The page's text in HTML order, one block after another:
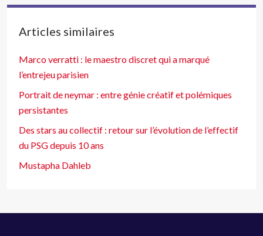
Articles similaires
Marco verratti : le maestro discret qui a marqué
l’entrejeu parisien
Portrait de neymar : entre génie créatif et polémiques
persistantes
Des stars au collectif : retour sur l’évolution de l’effectif
du PSG depuis 10 ans
Mustapha Dahleb